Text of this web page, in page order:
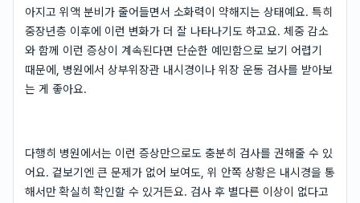
아지고 위액 분비가 줄어들면서 소화력이 약해지는 상태예요. 특히
중장년층 이후에 이런 변화가 더 잘 나타나기도 하고요. 체중 감소
와 함께 이런 증상이 계속된다면 단순한 예민함으로 보기 어렵기
때문에, 병원에서 상부위장관 내시경이나 위장 운동 검사를 받아보
는 게 좋아요.
다행히 병원에서는 이런 증상만으로도 충분히 검사를 권해줄 수 있
어요. 겉보기엔 큰 문제가 없어 보여도, 위 안쪽 상황은 내시경을 통
해서만 확실히 확인할 수 있거든요. 검사 후 별다른 이상이 없다고